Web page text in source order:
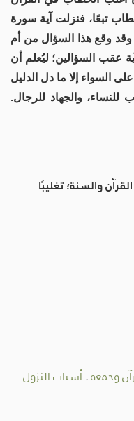
تبعًا، فنزلت آية سورة
وقد وقع هذا السؤال من أم
عقب السؤالين؛ ليُعلم أن
السواء إلا ما دل الدليل
والجهاد للرجال.
والسنة؛ تغليبًا
وجمعه. أسباب النزول